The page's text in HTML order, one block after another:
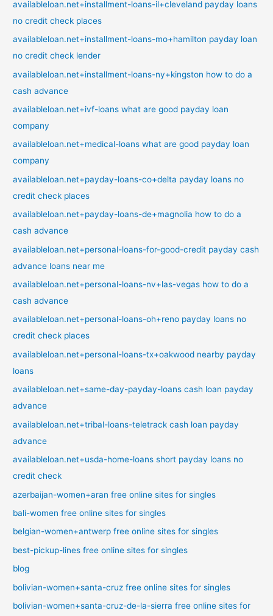
availableloan.net+installment-loans-il+cleveland payday loans
no credit check places
availableloan.net+installment-loans-mo+hamilton payday loan
no credit check lender
availableloan.net+installment-loans-ny+kingston how to do a
cash advance
availableloan.net+ivf-loans what are good payday loan
company
availableloan.net+medical-loans what are good payday loan
company
availableloan.net+payday-loans-co+delta payday loans no
credit check places
availableloan.net+payday-loans-de+magnolia how to do a
cash advance
availableloan.net+personal-loans-for-good-credit payday cash
advance loans near me
availableloan.net+personal-loans-nv+las-vegas how to do a
cash advance
availableloan.net+personal-loans-oh+reno payday loans no
credit check places
availableloan.net+personal-loans-tx+oakwood nearby payday
loans
availableloan.net+same-day-payday-loans cash loan payday
advance
availableloan.net+tribal-loans-teletrack cash loan payday
advance
availableloan.net+usda-home-loans short payday loans no
credit check
azerbaijan-women+aran free online sites for singles
bali-women free online sites for singles
belgian-women+antwerp free online sites for singles
best-pickup-lines free online sites for singles
blog
bolivian-women+santa-cruz free online sites for singles
bolivian-women+santa-cruz-de-la-sierra free online sites for